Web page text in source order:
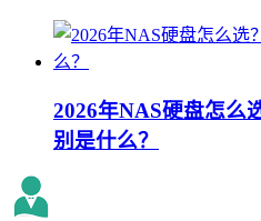
2026年NAS硬盘怎么
别是什么？